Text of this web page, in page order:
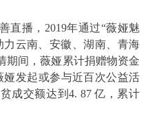
直播，2019年通过“薇娅魅
云南、安徽、湖南、青海
期间，薇娅累计捐赠物资金
娅发起或参与近百次公益活
成交额达到4. 87 亿，累计